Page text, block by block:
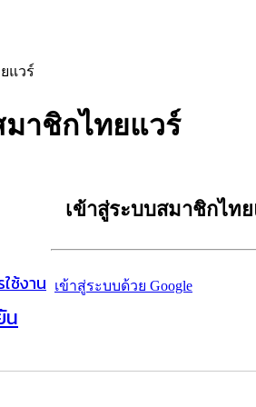
มาชิกไทยแวร์
ช้งาน
น
เข้าสู่ระบบสมาชิกไท
เข้าสู่ระบบด้วย Google